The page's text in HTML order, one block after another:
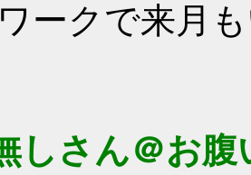
ークで来月
しさん＠お腹